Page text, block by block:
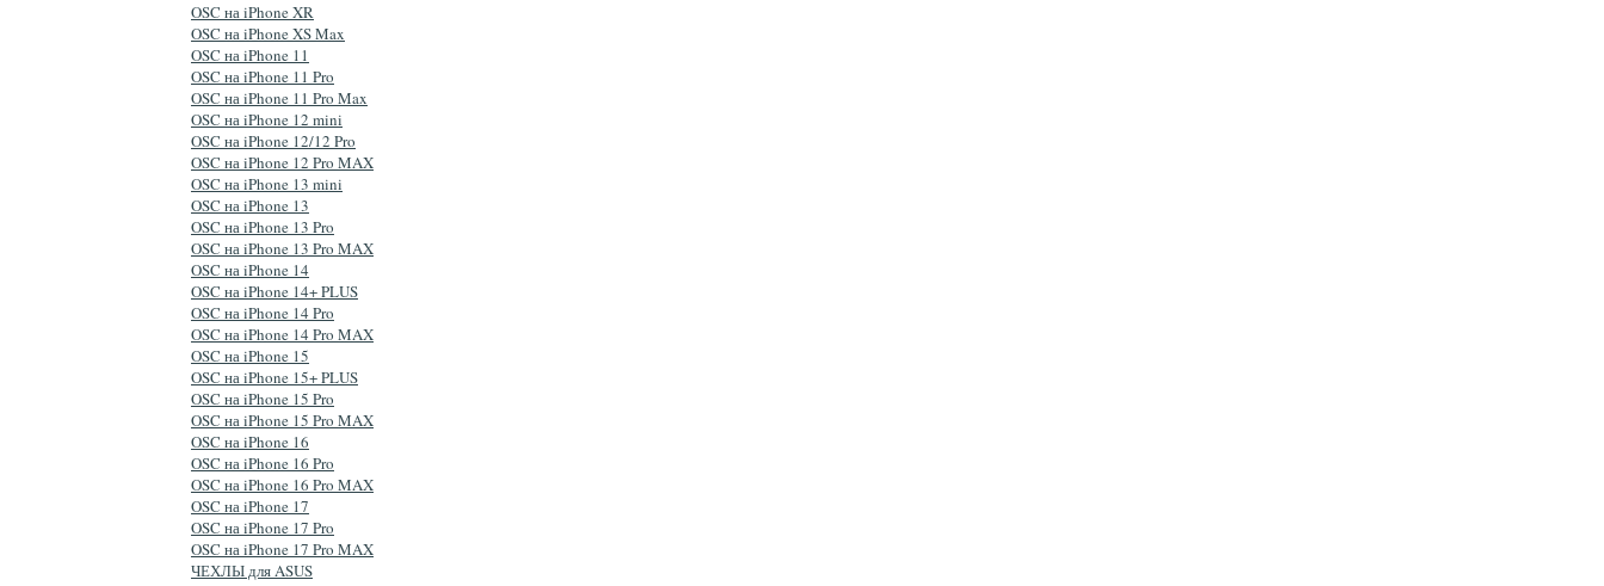
OSC на iPhone XR
OSC на iPhone XS Max
OSC на iPhone 11
OSC на iPhone 11 Pro
OSC на iPhone 11 Pro Max
OSC на iPhone 12 mini
OSC на iPhone 12/12 Pro
OSC на iPhone 12 Pro MAX
OSC на iPhone 13 mini
OSC на iPhone 13
OSC на iPhone 13 Pro
OSC на iPhone 13 Pro MAX
OSC на iPhone 14
OSC на iPhone 14+ PLUS
OSC на iPhone 14 Pro
OSC на iPhone 14 Pro MAX
OSC на iPhone 15
OSC на iPhone 15+ PLUS
OSC на iPhone 15 Pro
OSC на iPhone 15 Pro MAX
OSC на iPhone 16
OSC на iPhone 16 Pro
OSC на iPhone 16 Pro MAX
OSC на iPhone 17
OSC на iPhone 17 Pro
OSC на iPhone 17 Pro MAX
ЧЕХЛЫ для ASUS